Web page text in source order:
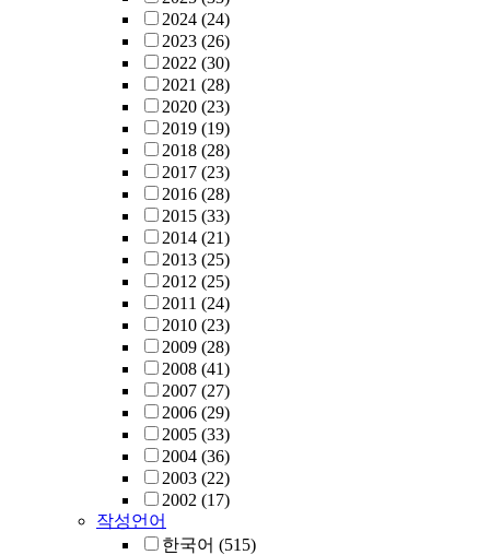
2024 (24)
2023 (26)
2022 (30)
2021 (28)
2020 (23)
2019 (19)
2018 (28)
2017 (23)
2016 (28)
2015 (33)
2014 (21)
2013 (25)
2012 (25)
2011 (24)
2010 (23)
2009 (28)
2008 (41)
2007 (27)
2006 (29)
2005 (33)
2004 (36)
2003 (22)
2002 (17)
작성언어
한국어 (515)